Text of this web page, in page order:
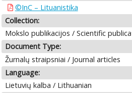
©InC – Lituanistika
Collection:
Mokslo publikacijos / Scientific
Document Type:
Žurnalų straipsniai / Journal articles
Language:
Lietuvių kalba / Lithuanian